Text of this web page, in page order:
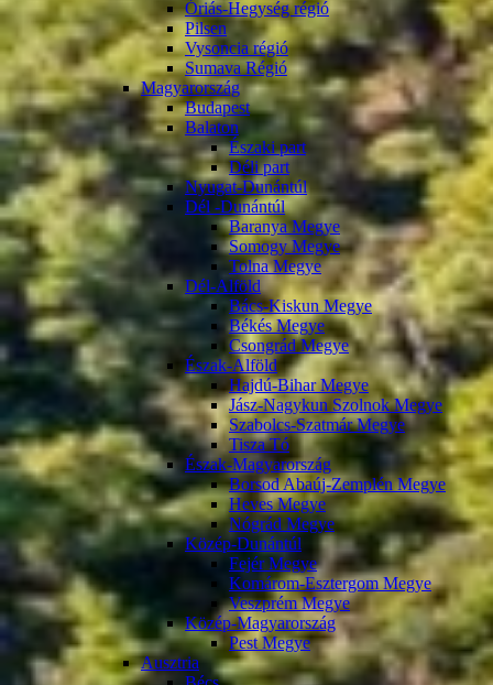
Óriás-Hegység régió
Pilsen
Vysoncia régió
Sumava Régió
Magyarország
Budapest
Balaton
Északi part
Déli part
Nyugat-Dunántúl
Dél -Dunántúl
Baranya Megye
Somogy Megye
Tolna Megye
Dél-Alföld
Bács-Kiskun Megye
Békés Megye
Csongrád Megye
Észak-Alföld
Hajdú-Bihar Megye
Jász-Nagykun Szolnok Megye
Szabolcs-Szatmár Megye
Tisza Tó
Észak-Magyarország
Borsod Abaúj-Zemplén Megye
Heves Megye
Nógrád Megye
Közép-Dunántúl
Fejér Megye
Komárom-Esztergom Megye
Veszprém Megye
Közép-Magyarország
Pest Megye
Ausztria